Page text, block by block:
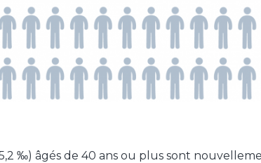
‰) âgés de 40 ans ou plus sont